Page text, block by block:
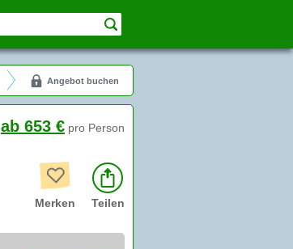
Angebot buchen
ab 653 € pro Person
Merken Teilen